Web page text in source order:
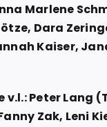
Marlene
Dara
Kaiser,
v.l.: Peter Lang
Zak, Leni